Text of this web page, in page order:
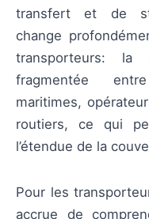
transfert et de
change
transporteurs: la
fragmentée
maritimes,
routiers, ce qui
l’étendue de la
Pour les
accrue de